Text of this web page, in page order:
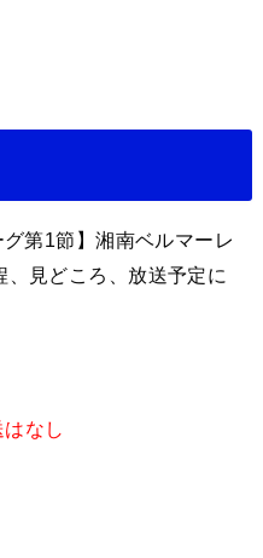
第1節】湘南ベルマーレ
見どころ、放送予定に
なし